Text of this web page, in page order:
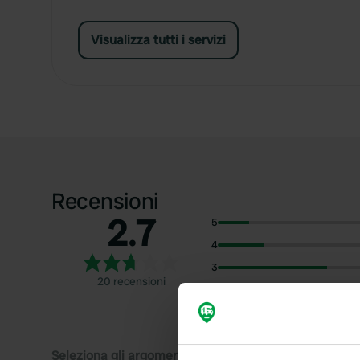
Visualizza tutti i servizi
Recensioni
2.7
20 recensioni
5
4
3
1
Seleziona gli argomenti di cui desideri leggere le